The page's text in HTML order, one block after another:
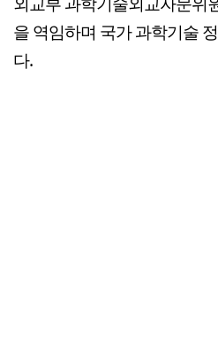
을 역임하며 국가 과학기술
다.